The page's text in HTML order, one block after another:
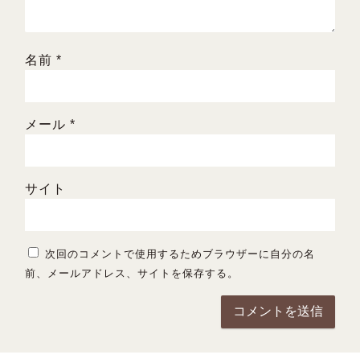
名前*
メール*
サイト
次回のコメントで使用するためブラウザーに自分の名
前、メールアドレス、サイトを保存する。